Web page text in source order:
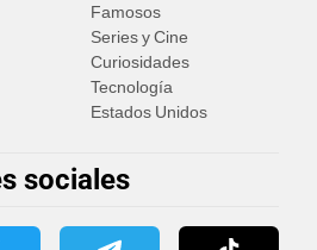
Famosos
Series y Cine
Curiosidades
Tecnología
Estados Unidos
sociales